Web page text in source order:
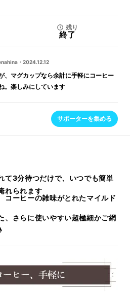
残り
終了
・ 2024.12.12
、マグカップなら余計に手軽にコーヒー
。楽しみにしています
サポーターを集める
て3分待つだけで、いつでも簡単
れられます
コーヒーの雑味がとれたマイルド
、さらに使いやすい超極細かご網